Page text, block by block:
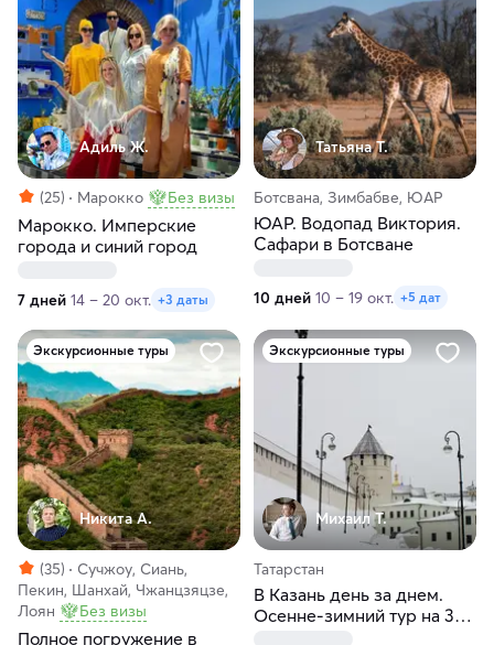
Адиль Ж.
(25) Марокко Без визы
Марокко. Имперские
города и синий город
7 дней 14 – 20 окт. +3 даты
Татьяна Т.
Ботсвана, Зимбабве, ЮАР
ЮАР. Водопад Виктория.
Сафари в Ботсване
10 дней 10 – 19 окт. +5 дат
Экскурсионные туры
Никита А.
(35)
Сучжоу, Сиань,
Пекин, Шанхай, Чжанцзяцзе,
Лоян
Без визы
Полное погружение в
Экскурсионные туры
Михаил Т.
Татарстан
В Казань день за днем.
Осенне-зимний тур на 3